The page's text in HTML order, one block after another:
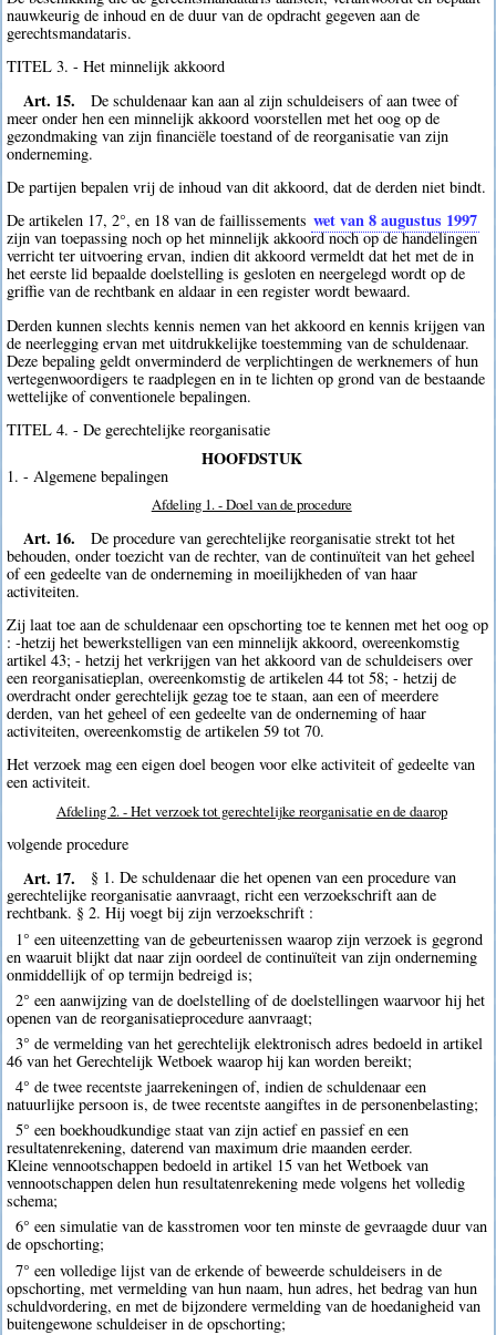
nauwkeurig de inhoud en de duur van de opdracht gegeven aan de
gerechtsmandataris.
TITEL 3. - Het minnelijk akkoord
Art. 15.
De schuldenaar kan aan al zijn schuldeisers of aan twee of
meer onder hen een minnelijk akkoord voorstellen met het oog op de
gezondmaking van zijn financiële toestand of de reorganisatie van zijn
onderneming.
De partijen bepalen vrij de inhoud van dit akkoord, dat de derden niet bindt.
De artikelen 17, 2°, en 18 van de faillissements wet van 8 augustus 1997
zijn van toepassing noch op het minnelijk akkoord noch op de handelingen
verricht ter uitvoering ervan, indien dit akkoord vermeldt dat het met de in
het eerste lid bepaalde doelstelling is gesloten en neergelegd wordt op de
griffie van de rechtbank en aldaar in een register wordt bewaard.
Derden kunnen slechts kennis nemen van het akkoord en kennis krijgen van
de neerlegging ervan met uitdrukkelijke toestemming van de schuldenaar.
Deze bepaling geldt onverminderd de verplichtingen de werknemers of hun
vertegenwoordigers te raadplegen en in te lichten op grond van de bestaande
wettelijke of conventionele bepalingen.
TITEL 4. - De gerechtelijke reorganisatie
HOOFDSTUK
1. - Algemene bepalingen
Afdeling 1. - Doel van de procedure
Art. 16.
De procedure van gerechtelijke reorganisatie strekt tot het
behouden, onder toezicht van de rechter, van de continuïteit van het geheel
of een gedeelte van de onderneming in moeilijkheden of van haar
activiteiten.
Zij laat toe aan de schuldenaar een opschorting toe te kennen met het oog op
: -hetzij het bewerkstelligen van een minnelijk akkoord, overeenkomstig
artikel 43; - hetzij het verkrijgen van het akkoord van de schuldeisers over
een reorganisatieplan, overeenkomstig de artikelen 44 tot 58; - hetzij de
overdracht onder gerechtelijk gezag toe te staan, aan een of meerdere
derden, van het geheel of een gedeelte van de onderneming of haar
activiteiten, overeenkomstig de artikelen 59 tot 70.
Het verzoek mag een eigen doel beogen voor elke activiteit of gedeelte van
een activiteit.
Afdeling 2. - Het verzoek tot gerechtelijke reorganisatie en de daarop
volgende procedure
Art. 17.
§ 1. De schuldenaar die het openen van een procedure van
gerechtelijke reorganisatie aanvraagt, richt een verzoekschrift aan de
rechtbank. § 2. Hij voegt bij zijn verzoekschrift :
1° een uiteenzetting van de gebeurtenissen waarop zijn verzoek is gegrond
en waaruit blijkt dat naar zijn oordeel de continuïteit van zijn onderneming
onmiddellijk of op termijn bedreigd is;
2° een aanwijzing van de doelstelling of de doelstellingen waarvoor hij het
openen van de reorganisatieprocedure aanvraagt;
3° de vermelding van het gerechtelijk elektronisch adres bedoeld in artikel
46 van het Gerechtelijk Wetboek waarop hij kan worden bereikt;
4° de twee recentste jaarrekeningen of, indien de schuldenaar een
natuurlijke persoon is, de twee recentste aangiftes in de personenbelasting;
5° een boekhoudkundige staat van zijn actief en passief en een
resultatenrekening, daterend van maximum drie maanden eerder.
Kleine vennootschappen bedoeld in artikel 15 van het Wetboek van
vennootschappen delen hun resultatenrekening mede volgens het volledig
schema;
6° een simulatie van de kasstromen voor ten minste de gevraagde duur van
de opschorting;
7° een volledige lijst van de erkende of beweerde schuldeisers in de
opschorting, met vermelding van hun naam, hun adres, het bedrag van hun
schuldvordering, en met de bijzondere vermelding van de hoedanigheid van
buitengewone schuldeiser in de opschorting;